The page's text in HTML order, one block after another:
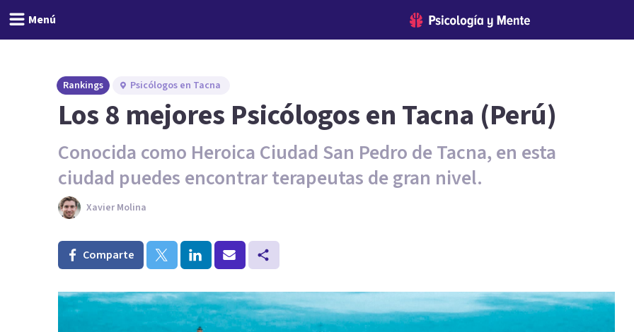
Menú
Rankings Psicólogos en Tacna
Los 8 mejores Psicólogos en Tacna (Perú)
Conocida como Heroica Ciudad San Pedro de Tacna, en esta
ciudad puedes encontrar terapeutas de gran nivel.
Xavier Molina
Comparte